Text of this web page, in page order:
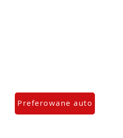
Preferowane auto